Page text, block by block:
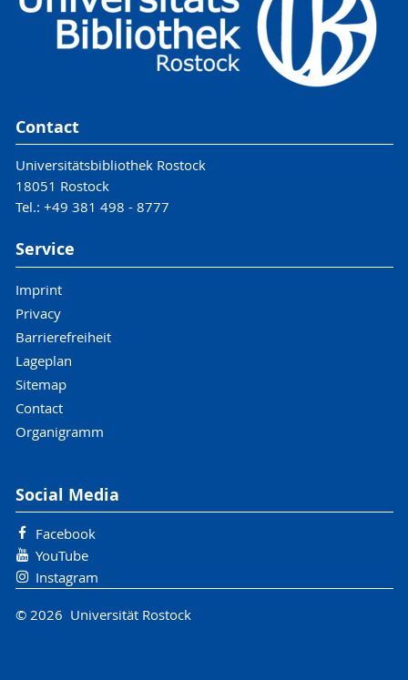
Contact
Universitätsbibliothek Rostock
18051 Rostock
Tel.: +49 381 498 - 8777
Service
Imprint
Privacy
Barrierefreiheit
Lageplan
Sitemap
Contact
Organigramm
Social Media
Facebook
YouTube
Instagram
© 2026 Universität Rostock